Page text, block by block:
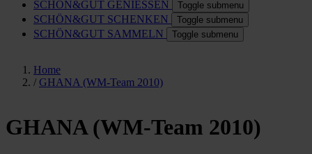
SCHÖN&GUT GENIESSEN Toggle submenu
SCHÖN&GUT SCHENKEN Toggle submenu
SCHÖN&GUT SAMMELN Toggle submenu
Home
/ GHANA (WM-Team 2010)
GHANA (WM-Team 2010)